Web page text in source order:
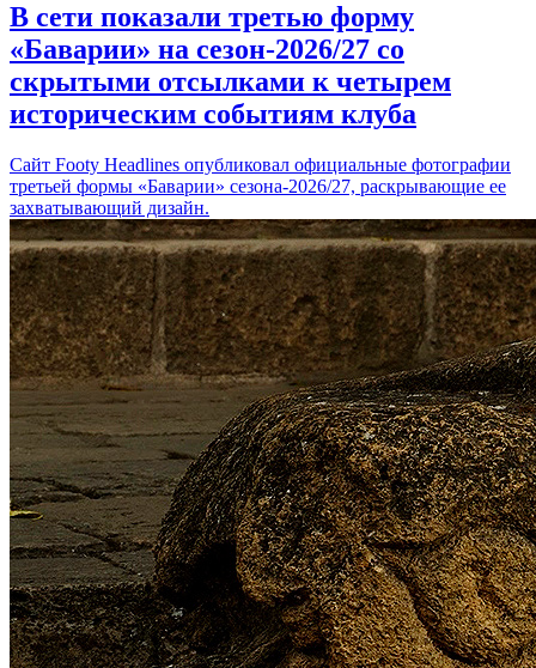
В сети показали третью форму
«Баварии» на сезон-2026/27 со
скрытыми отсылками к четырем
историческим событиям клуба
Сайт Footy Headlines опубликовал официальные фотографии
третьей формы «Баварии» сезона-2026/27, раскрывающие ее
захватывающий дизайн.